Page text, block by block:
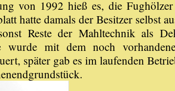
von 1992 hieß es, die
hatte damals der Besitzer selbst
Reste der Mahltechnik als
wurde mit dem noch
später gab es im laufenden